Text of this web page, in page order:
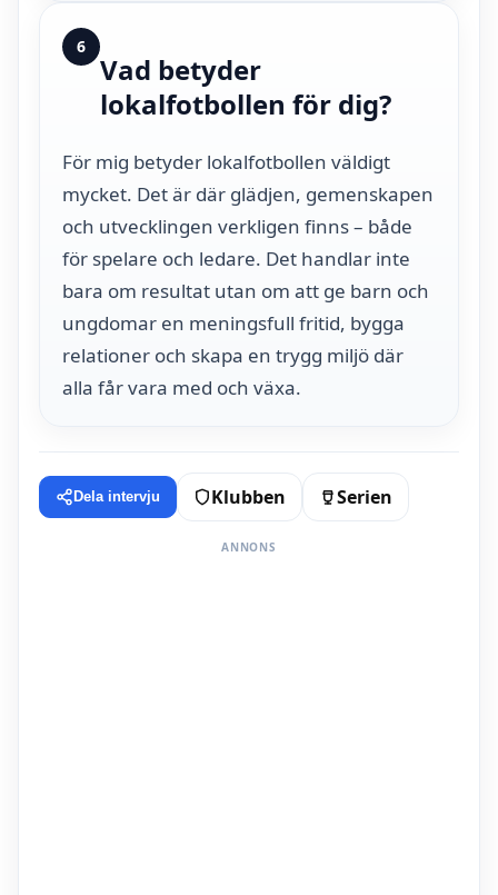
6
Vad betyder
lokalfotbollen för dig?
För mig betyder lokalfotbollen väldigt
mycket. Det är där glädjen, gemenskapen
och utvecklingen verkligen finns – både
för spelare och ledare. Det handlar inte
bara om resultat utan om att ge barn och
ungdomar en meningsfull fritid, bygga
relationer och skapa en trygg miljö där
alla får vara med och växa.
Dela intervju Klubben Serien
ANNONS